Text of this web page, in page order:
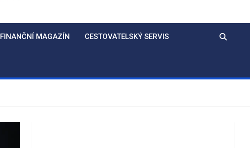
FINANČNÍ MAGAZÍN CESTOVATELSKÝ SERVIS